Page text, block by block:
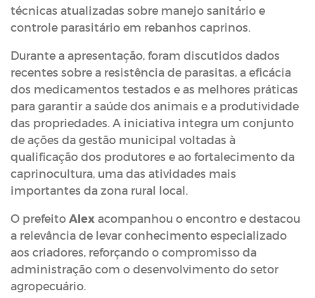
técnicas atualizadas sobre manejo sanitário e
controle parasitário em rebanhos caprinos.
Durante a apresentação, foram discutidos dados
recentes sobre a resistência de parasitas, a eficácia
dos medicamentos testados e as melhores práticas
para garantir a saúde dos animais e a produtividade
das propriedades. A iniciativa integra um conjunto
de ações da gestão municipal voltadas à
qualificação dos produtores e ao fortalecimento da
caprinocultura, uma das atividades mais
importantes da zona rural local.
O prefeito Alex acompanhou o encontro e destacou
a relevância de levar conhecimento especializado
aos criadores, reforçando o compromisso da
administração com o desenvolvimento do setor
agropecuário.